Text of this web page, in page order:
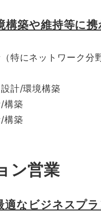
構築や維持等に
特にネットワーク分
計/環境構築
構築
構築
ン営業
適なビジネスプ